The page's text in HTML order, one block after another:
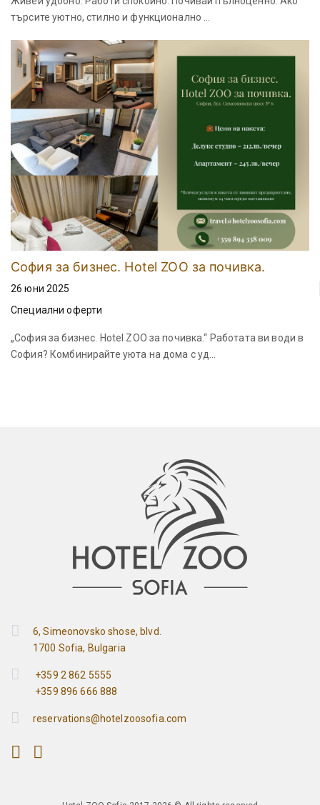
търсите уютно, стилно и функционално ...
София за бизнес. Hotel ZOO за почивка.
26 юни 2025
Специални оферти
„София за бизнес. Hotel ZOO за почивка.“ Работата ви води в
София? Комбинирайте уюта на дома с уд...
6, Simeonovsko shose, blvd.
1700 Sofia, Bulgaria
+359 2 862 5555
+359 896 666 888
reservations@hotelzoosofia.com